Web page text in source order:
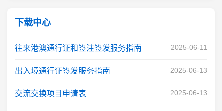
下载中心
往来港澳通行证和签注签发服务指南 2025-06-11
出入境通行证签发服务指南 2025-06-13
交流交换项目申请表 2025-06-13